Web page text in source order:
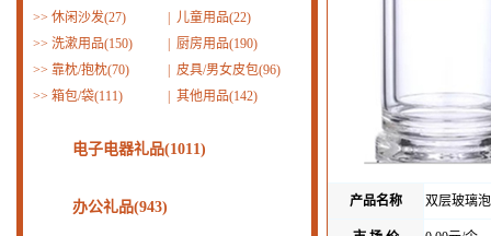
产品名称 双层玻璃
>> 休闲沙发(27)
儿童用品(22)
>> 洗漱用品(150)
厨房用品(190)
>> 靠枕/抱枕(70)
皮具/男女皮包(96)
>> 箱包/袋(111) 其他用品(142)
电子电器礼品(1011)
办公礼品(943)